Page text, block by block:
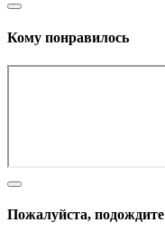
Кому понравилось
Пожалуйста, подождите